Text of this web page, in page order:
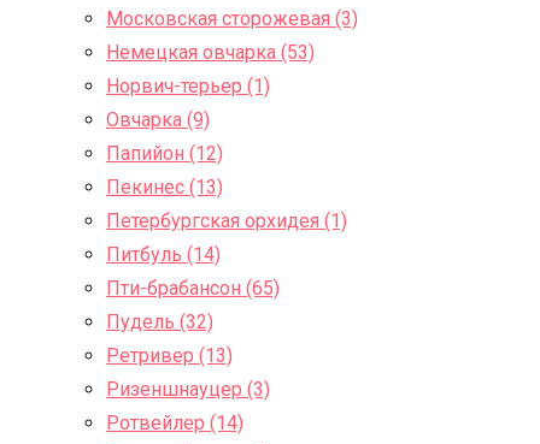
Московская сторожевая (3)
Немецкая овчарка (53)
Норвич-терьер (1)
Овчарка (9)
Папийон (12)
Пекинес (13)
Петербургская орхидея (1)
Питбуль (14)
Пти-брабансон (65)
Пудель (32)
Ретривер (13)
Ризеншнауцер (3)
Ротвейлер (14)